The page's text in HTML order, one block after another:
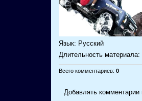
Язык: Русский
Длительность материала:
Всего комментариев: 0
Добавлять комментарии